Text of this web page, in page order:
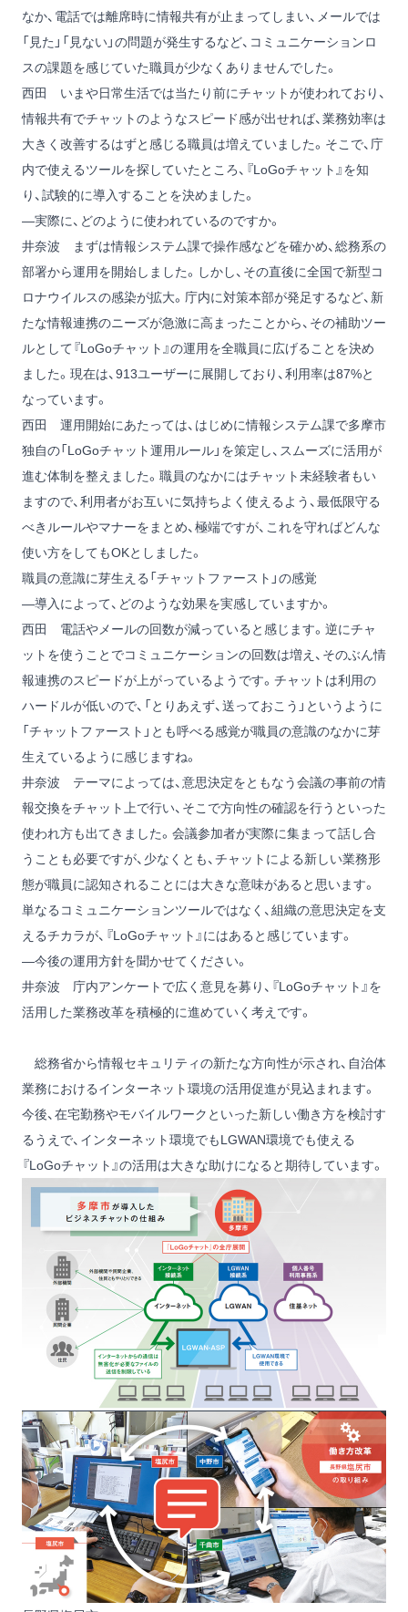
なか、電話では離席時に情報共有が止まってしまい、メールでは
「見た」「見ない」の問題が発生するなど、コミュニケーションロ
スの課題を感じていた職員が少なくありませんでした。
西田
いまや日常生活では当たり前にチャットが使われており、
情報共有でチャットのようなスピード感が出せれば、業務効率は
大きく改善するはずと感じる職員は増えていました。そこで、庁
内で使えるツールを探していたところ、『LoGoチャット』を知
り、試験的に導入することを決めました。
―実際に、どのように使われているのですか。
井奈波 まずは情報システム課で操作感などを確かめ、総務系の
部署から運用を開始しました。しかし、その直後に全国で新型コ
ロナウイルスの感染が拡大。庁内に対策本部が発足するなど、新
たな情報連携のニーズが急激に高まったことから、その補助ツー
ルとして『LoGoチャット』の運用を全職員に広げることを決め
ました。現在は、913ユーザーに展開しており、利用率は87%と
なっています。
西田
運用開始にあたっては、はじめに情報システム課で多摩市
独自の「LoGoチャット運用ルール」を策定し、スムーズに活用が
進む体制を整えました。職員のなかにはチャット未経験者もい
ますので、利用者がお互いに気持ちよく使えるよう、最低限守る
べきルールやマナーをまとめ、極端ですが、これを守ればどんな
使い方をしてもOKとしました。
職員の意識に芽生える「チャットファースト」の感覚
―導入によって、どのような効果を実感していますか。
西田
電話やメールの回数が減っていると感じます。逆にチャ
ットを使うことでコミュニケーションの回数は増え、そのぶん情
報連携のスピードが上がっているようです。チャットは利用の
ハードルが低いので、「とりあえず、送っておこう」というように
「チャットファースト」とも呼べる感覚が職員の意識のなかに芽
生えているように感じますね。
井奈波 テーマによっては、意思決定をともなう会議の事前の情
報交換をチャット上で行い、そこで方向性の確認を行うといった
使われ方も出てきました。会議参加者が実際に集まって話し合
うことも必要ですが、少なくとも、チャットによる新しい業務形
態が職員に認知されることには大きな意味があると思います。
単なるコミュニケーションツールではなく、組織の意思決定を支
えるチカラが、『LoGoチャット』にはあると感じています。
―今後の運用方針を聞かせてください。
井奈波 庁内アンケートで広く意見を募り、『LoGoチャット』を
活用した業務改革を積極的に進めていく考えです。
総務省から情報セキュリティの新たな方向性が示され、自治体
業務におけるインターネット環境の活用促進が見込まれます。
今後、在宅勤務やモバイルワークといった新しい働き方を検討す
るうえで、インターネット環境でもLGWAN環境でも使える
『LoGoチャット』の活用は大きな助けになると期待しています。